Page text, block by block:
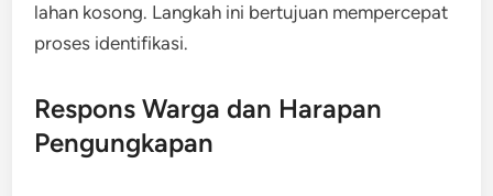
lahan kosong. Langkah ini bertujuan mempercepat
proses identifikasi.
Respons Warga dan Harapan
Pengungkapan